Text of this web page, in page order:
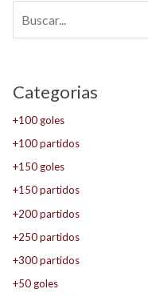
Categorias
+100 goles
+100 partidos
+150 goles
+150 partidos
+200 partidos
+250 partidos
+300 partidos
+50 goles